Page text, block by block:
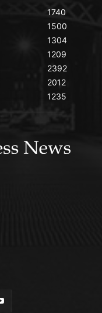
1740
1500
1304
1209
2392
2012
1235